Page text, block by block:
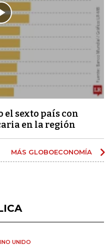
el sexto país con
en la región
MÁS GLOBOECONOMÍA
UNIDO